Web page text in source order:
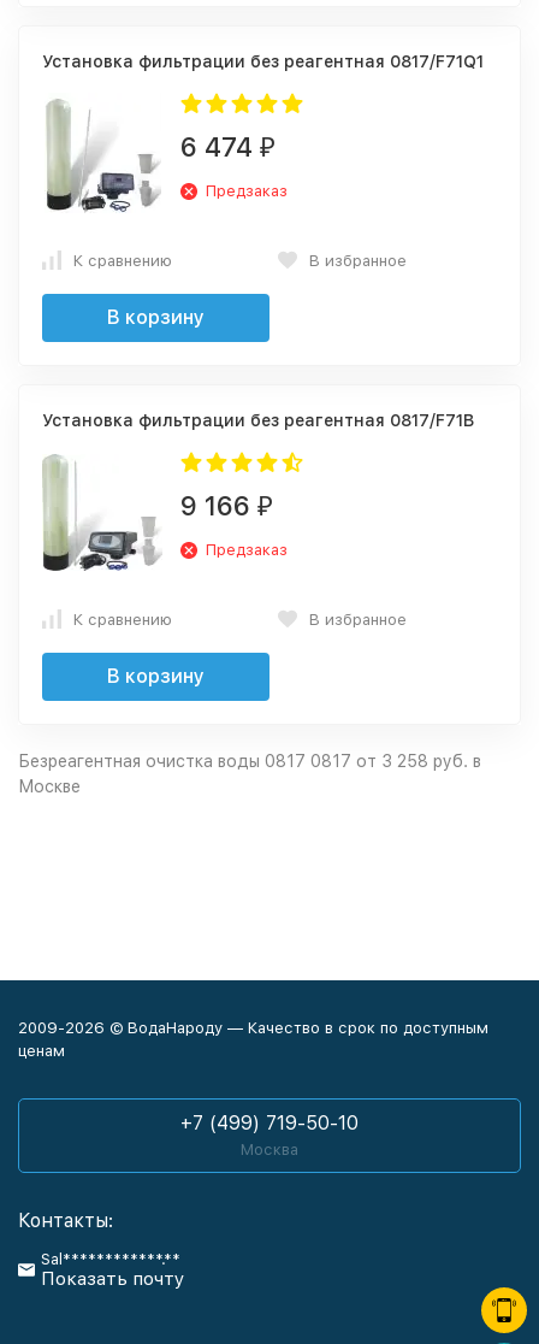
Установка фильтрации без реагентная 0817/F71Q1
6 474 ₽
Предзаказ
К сравнению В избранное
В корзину
Установка фильтрации без реагентная 0817/F71B
9 166 ₽
Предзаказ
К сравнению В избранное
В корзину
Безреагентная очистка воды 0817 0817 от 3 258 руб. в
Москве
2009-2026 © ВодаНароду — Качество в срок по доступным
ценам
+7 (499) 719-50-10
Москва
Контакты:
Sal************.**
Показать почту